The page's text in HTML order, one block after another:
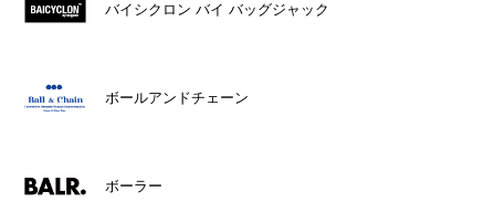
バイシクロン バイ バッグジャック
ボールアンドチェーン
ボーラー